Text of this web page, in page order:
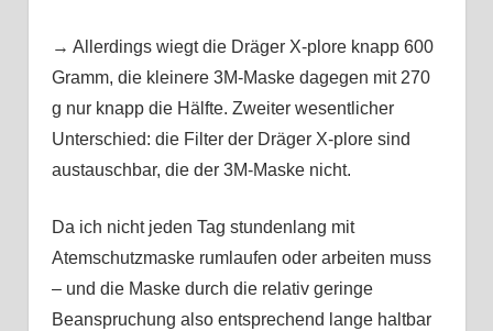
→ Allerdings wiegt die Dräger X-plore knapp 600
Gramm, die kleinere 3M-Maske dagegen mit 270
g nur knapp die Hälfte. Zweiter wesentlicher
Unterschied: die Filter der Dräger X-plore sind
austauschbar, die der 3M-Maske nicht.
Da ich nicht jeden Tag stundenlang mit
Atemschutzmaske rumlaufen oder arbeiten muss
– und die Maske durch die relativ geringe
Beanspruchung also entsprechend lange haltbar